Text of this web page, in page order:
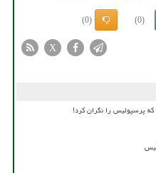
(0)
(0)
X
پرسپولیس را نگران کرد!